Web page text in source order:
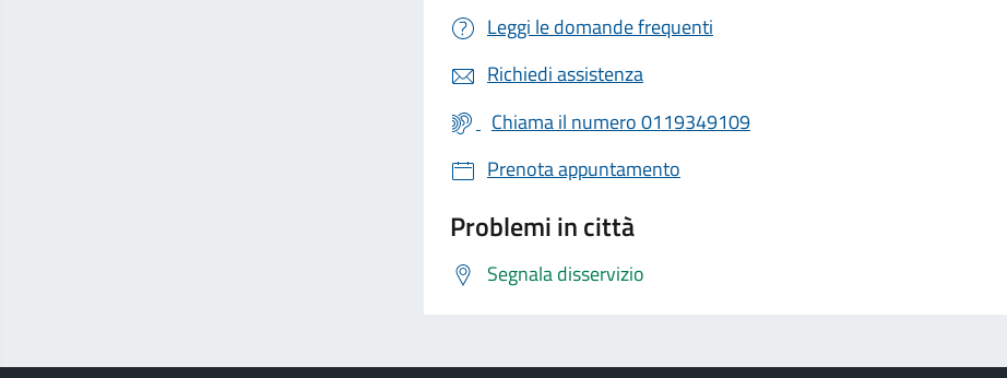
Leggi le domande frequenti
Richiedi assistenza
Chiama il numero 0119349109
Prenota appuntamento
Problemi in città
Segnala disservizio